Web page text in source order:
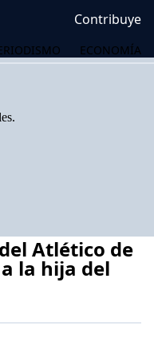
Contribuye
ECONOMÍA
Atlético de
la hija del